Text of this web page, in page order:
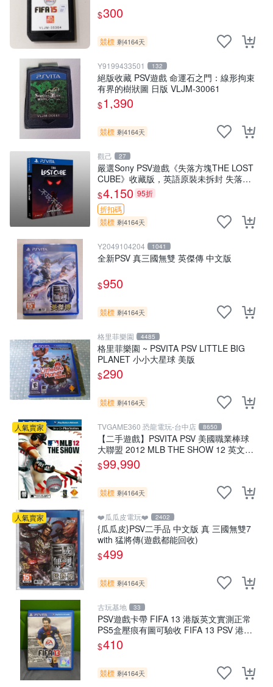
$300
競標 剩4164天
Y9199433501 132
絕版收藏 PSV遊戲 命運石之門：線形拘束
有界的樹狀圖 日版 VLJM-30061
$1,390
競標 剩4164天
觀己 27
嚴選Sony PSV遊戲《失落方塊THE LOST
CUBE》收藏版，英語原裝未拆封 失落方
塊 THE LOST CUBE PSV 精華版 新作 權
杖
$4,150 95折
折扣碼
競標 剩4164天
Y2049104204 1041
全新PSV 真三國無雙 英傑傳 中文版
$950
競標 剩4164天
格里菲樂園 4485
格里菲樂園 ~ PSVITA PSV LITTLE BIG
PLANET 小小大星球 美版
$290
競標 剩4164天
人氣賣家 TVGAME360 恐龍電玩-台中店 8650
【二手遊戲】PSVITA PSV 美國職業棒球
大聯盟 2012 MLB THE SHOW 12 英文版
【台中恐龍電玩】
$99,990
競標 剩4164天
人氣賣家 ❤️瓜瓜皮電玩❤️ 2402
{瓜瓜皮}PSV二手品 中文版 真 三國無雙7
with 猛將傳(遊戲都能回收)
$499
競標 剩4164天
古玩基地 33
PSV遊戲卡帶 FIFA 13 港版英文實測正常
PS5盒壓痕有圖可驗收 FIFA 13 PSV 港版
游玩無問題 PSV FIFA 13 港版英文
$410
競標 剩4164天